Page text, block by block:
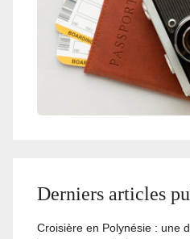
Derniers articles
Croisière en Polynésie : une